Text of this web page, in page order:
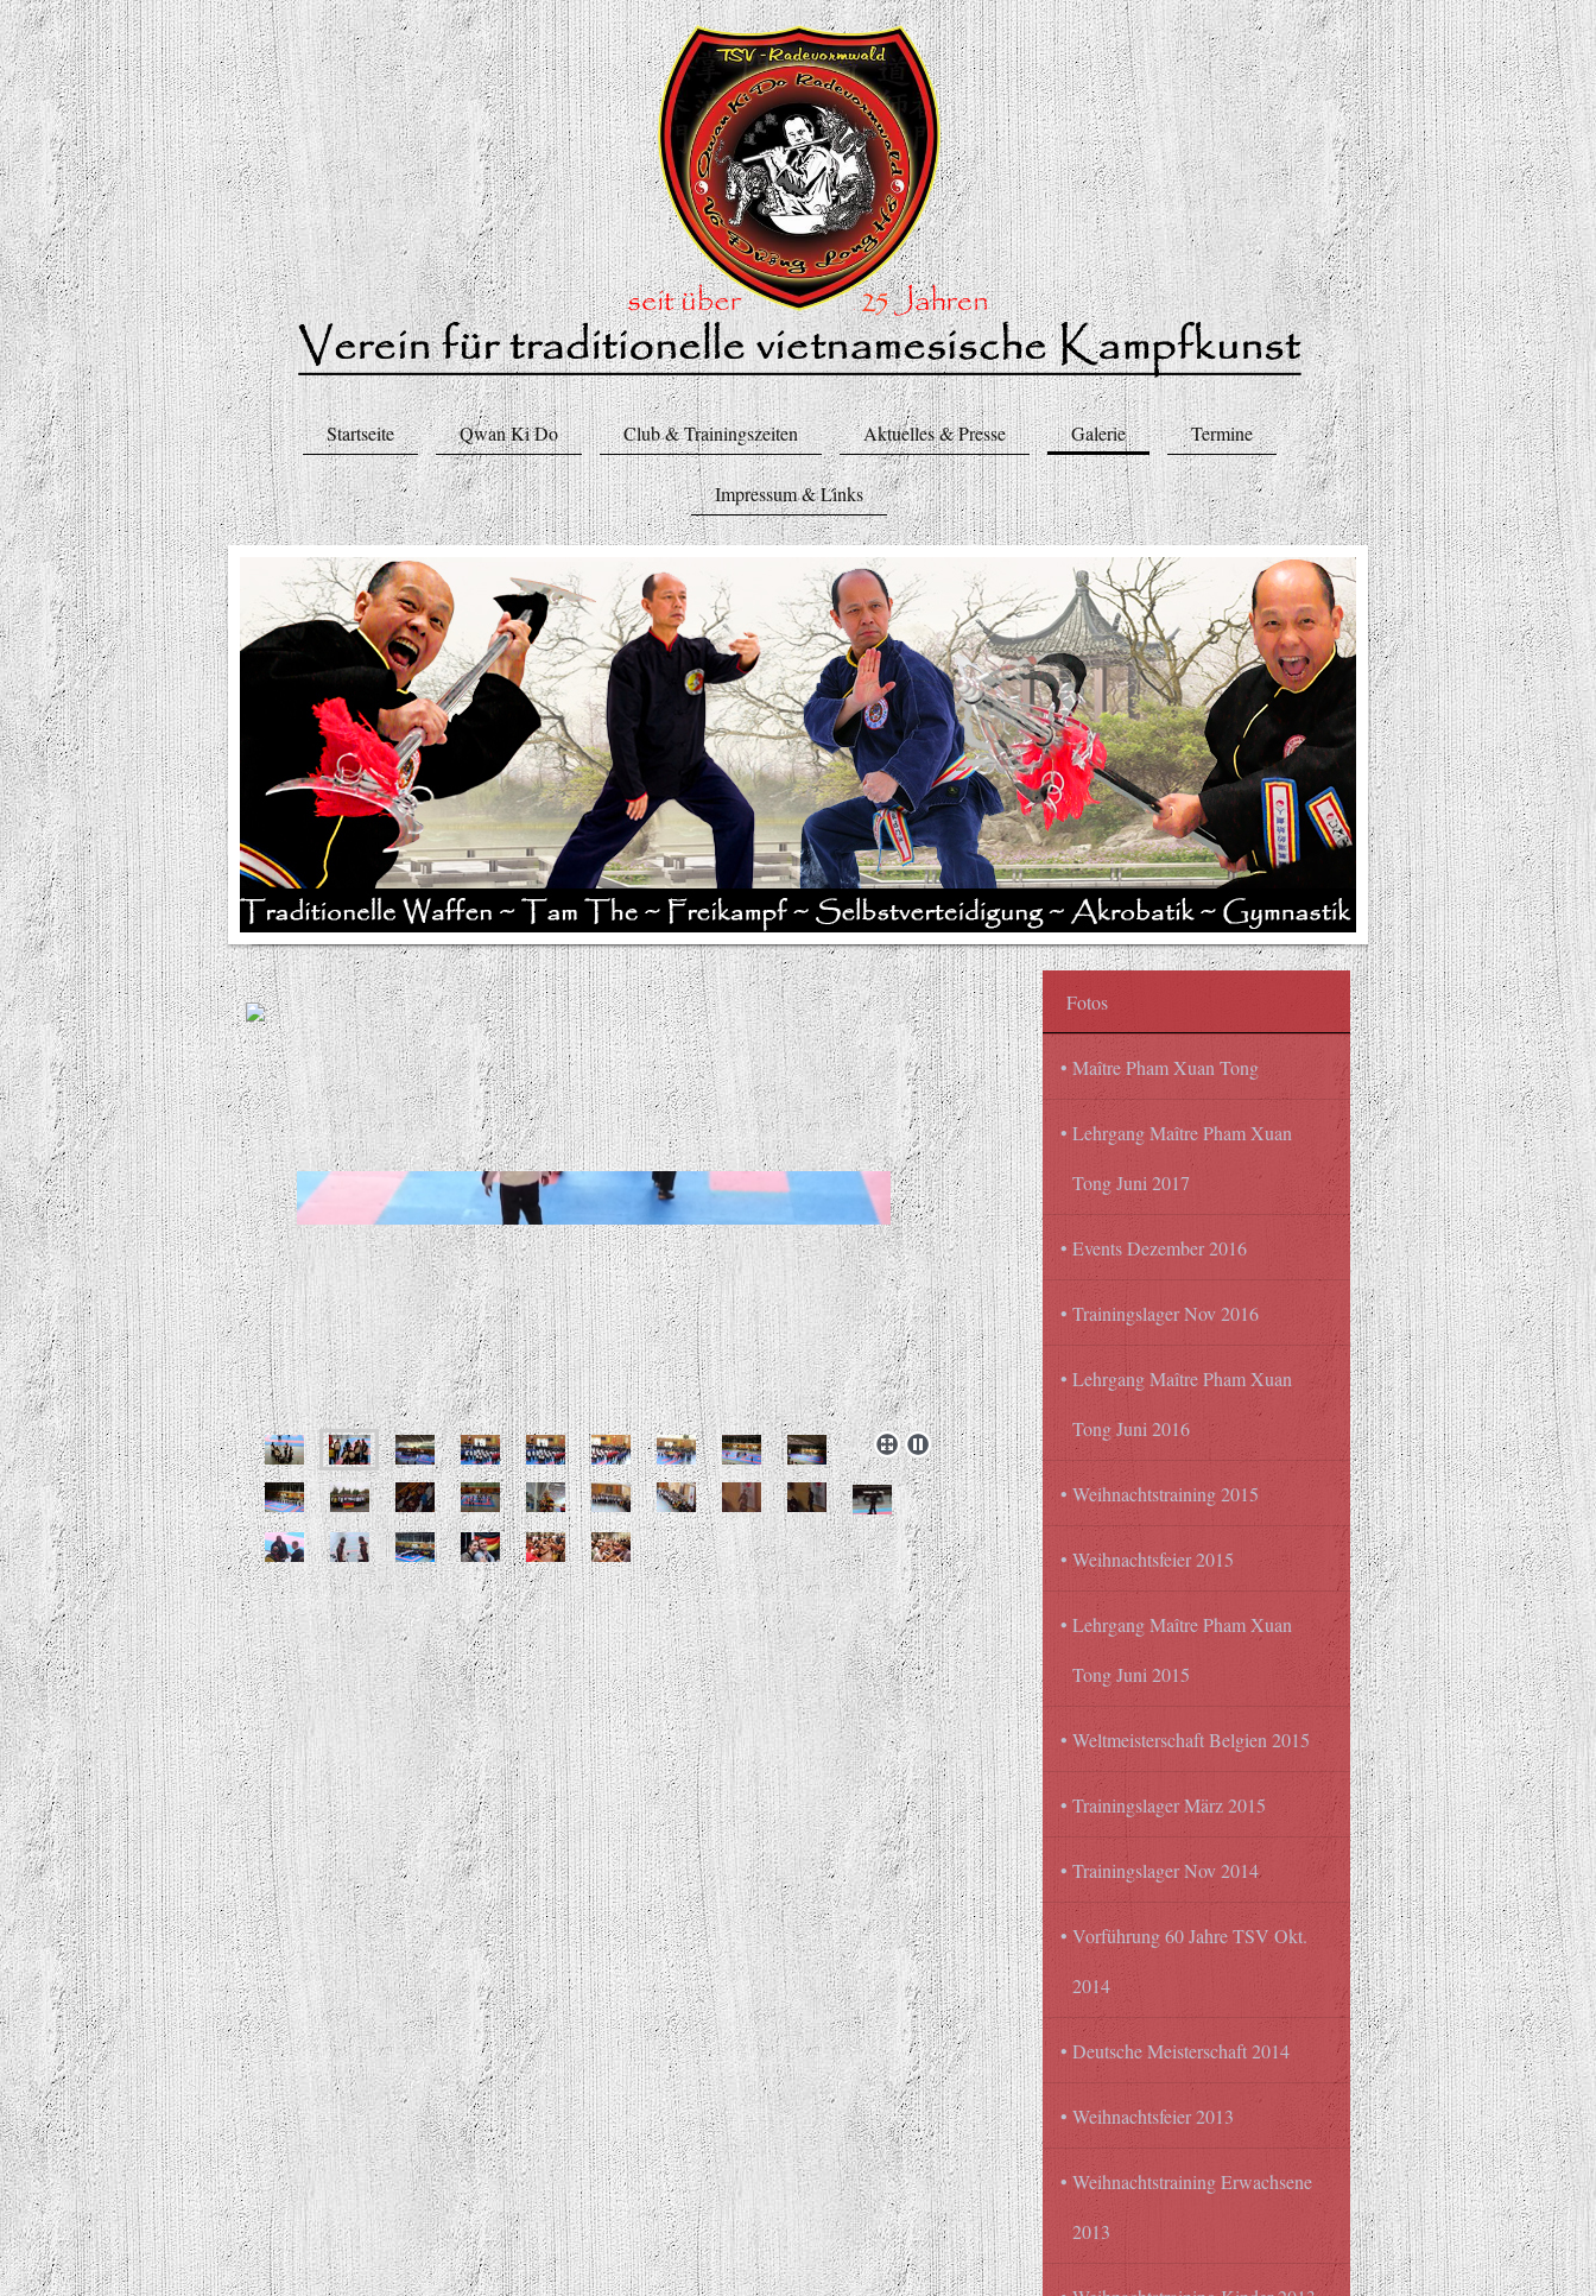
Startseite Qwan Ki Do Club & Trainingszeiten Aktuelles & Presse Galerie Termine
Impressum & Links
Fotos
Maître Pham Xuan Tong
Lehrgang Maître Pham Xuan
Tong Juni 2017
Events Dezember 2016
Trainingslager Nov 2016
Lehrgang Maître Pham Xuan
Tong Juni 2016
Weihnachtstraining 2015
Weihnachtsfeier 2015
Lehrgang Maître Pham Xuan
Tong Juni 2015
Weltmeisterschaft Belgien 2015
Trainingslager März 2015
Trainingslager Nov 2014
Vorführung 60 Jahre TSV Okt.
2014
Deutsche Meisterschaft 2014
Weihnachtsfeier 2013
Weihnachtstraining Erwachsene
2013